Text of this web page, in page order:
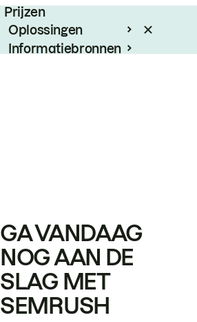
Prijzen
Oplossingen
Informatiebronnen
GA VANDAAG
NOG AAN DE
SLAG MET
SEMRUSH